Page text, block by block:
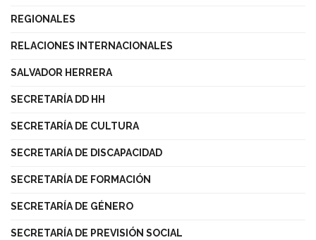
REGIONALES
RELACIONES INTERNACIONALES
SALVADOR HERRERA
SECRETARÍA DD HH
SECRETARÍA DE CULTURA
SECRETARÍA DE DISCAPACIDAD
SECRETARÍA DE FORMACIÓN
SECRETARÍA DE GÉNERO
SECRETARÍA DE PREVISIÓN SOCIAL